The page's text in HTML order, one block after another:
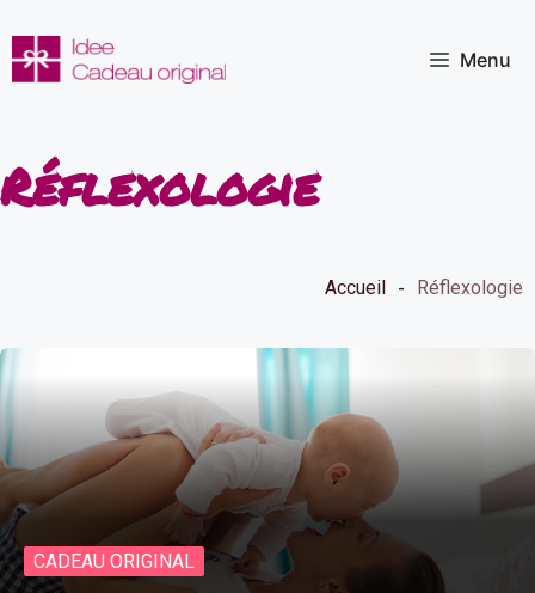
au
contenu
Menu
Réflexologie
Accueil Réflexologie
CADEAU ORIGINAL